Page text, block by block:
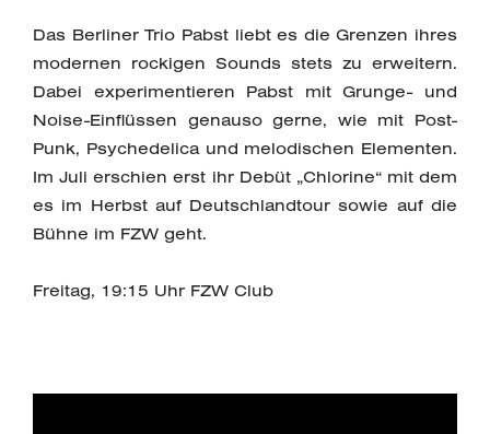
Das Berliner Trio Pabst liebt es die Grenzen ihres
modernen rockigen Sounds stets zu erweitern.
Dabei experimentieren Pabst mit Grunge- und
Noise-Einflüssen genauso gerne, wie mit Post-
Punk, Psychedelica und melodischen Elementen.
Im Juli erschien erst ihr Debüt „Chlorine“ mit dem
es im Herbst auf Deutschlandtour sowie auf die
Bühne im FZW geht.
Freitag, 19:15 Uhr FZW Club